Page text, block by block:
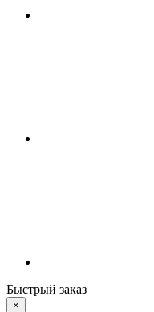
Быстрый заказ
×